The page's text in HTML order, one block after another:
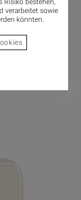
Risiko bestehen,
verarbeitet sowie
könnten.